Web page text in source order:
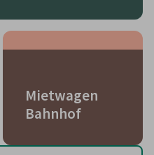
Mietwagen
Bahnhof